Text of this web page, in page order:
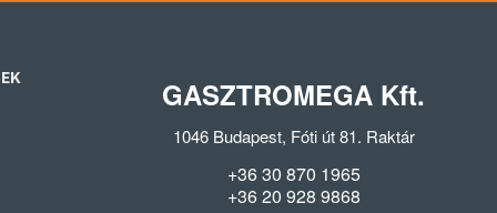
GASZTROMEGA Kft.
1046 Budapest, Fóti út 81. Raktár
+36 30 870 1965
+36 20 928 9868